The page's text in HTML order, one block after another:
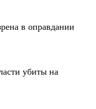
в оправдании
убиты на